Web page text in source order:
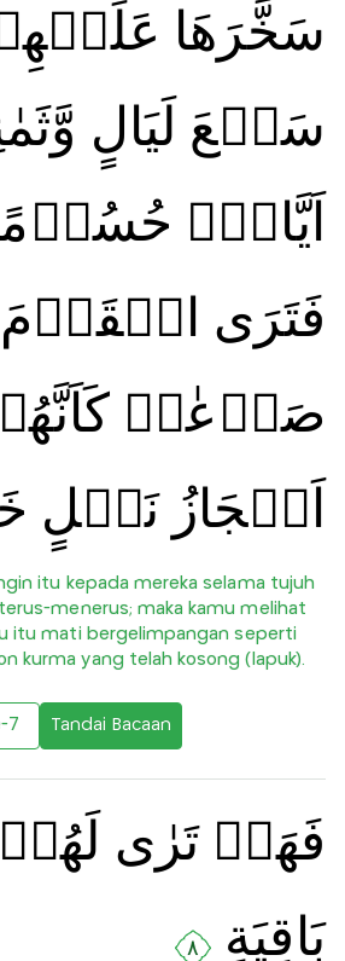
سَخَّرَهَا
سَبۡعَ لَيَالٍ
اَيَّامٍۙ
فَتَرَى
صَرۡعٰىۙ
اَعۡجَازُ نَخۡلٍ
itu kepada mereka selama tujuh
menerus; maka kamu melihat
itu mati bergelimpangan seperti
kurma yang telah kosong (lapuk).
7 Tandai Bacaan
فَهَلۡ تَرٰى
بَاقِيَةٍ‏ ٨